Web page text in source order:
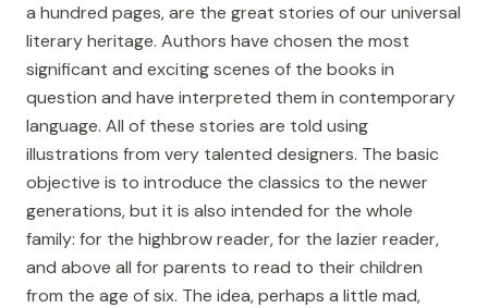
a hundred pages, are the great stories of our universal
literary heritage. Authors have chosen the most
significant and exciting scenes of the books in
question and have interpreted them in contemporary
language. All of these stories are told using
illustrations from very talented designers. The basic
objective is to introduce the classics to the newer
generations, but it is also intended for the whole
family: for the highbrow reader, for the lazier reader,
and above all for parents to read to their children
from the age of six. The idea, perhaps a little mad,